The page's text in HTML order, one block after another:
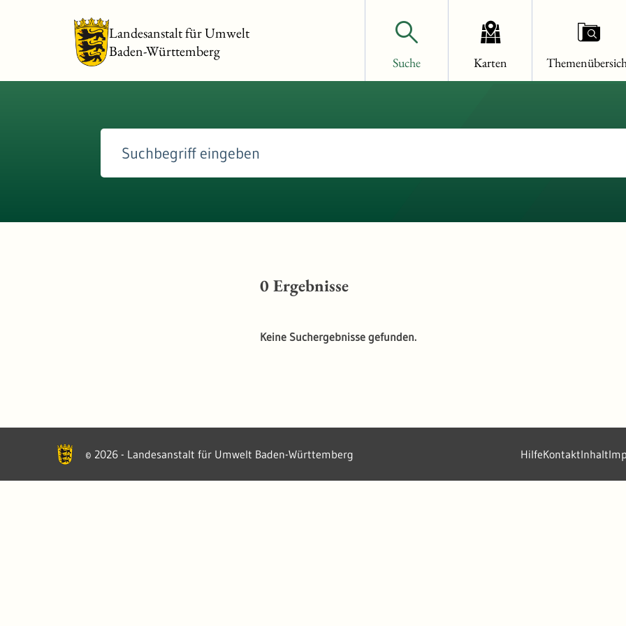
Landesanstalt für Umwelt
Baden-Württemberg
Suche Karten
0Ergebnisse
Keine Suchergebnisse gefunden.
2026 - Landesanstalt für Umwelt Baden-Württemberg HilfeKontaktInhalt